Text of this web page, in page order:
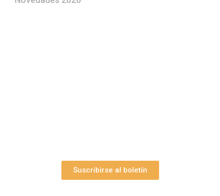
Suscribirse al boletín